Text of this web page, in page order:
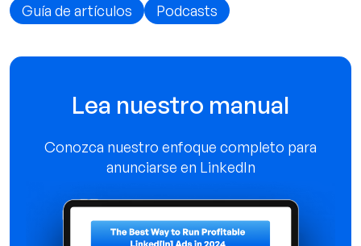
Guía de artículos Podcasts
Lea nuestro manual
Conozca nuestro enfoque completo para
anunciarse en LinkedIn